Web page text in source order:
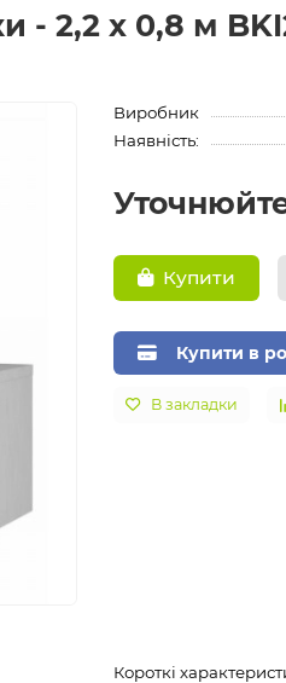
- 2,2 x 0,8 м
Виробник
Наявність:
Купити
Купити в
В закладки
Короткі